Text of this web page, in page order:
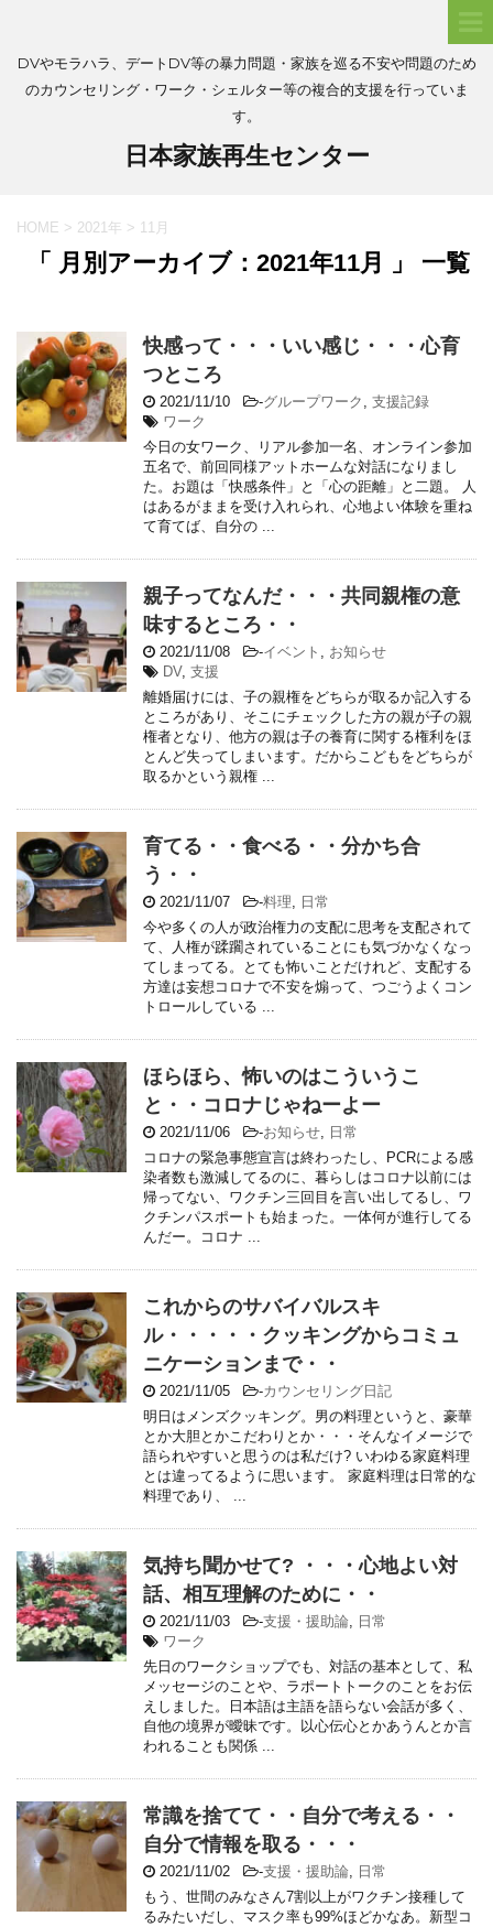
DVやモラハラ、デートDV等の暴力問題・家族を巡る不安や問題のため
のカウンセリング・ワーク・シェルター等の複合的支援を行っていま
す。
日本家族再生センター
HOME > 2021年 > 11月
「 月別アーカイブ：2021年11月 」 一覧
快感って・・・いい感じ・・・心育
つところ
2021/11/10 -グループワーク , 支援記録
ワーク
今日の女ワーク、リアル参加一名、オンライン参加
五名で、前回同様アットホームな対話になりまし
た。お題は「快感条件」と「心の距離」と二題。 人
はあるがままを受け入れられ、心地よい体験を重ね
て育てば、自分の ...
親子ってなんだ・・・共同親権の意
味するところ・・
2021/11/08 -イベント , お知らせ
DV, 支援
離婚届けには、子の親権をどちらが取るか記入する
ところがあり、そこにチェックした方の親が子の親
権者となり、他方の親は子の養育に関する権利をほ
とんど失ってしまいます。だからこどもをどちらが
取るかという親権 ...
育てる・・食べる・・分かち合
う・・
2021/11/07 -料理, 日常
今や多くの人が政治権力の支配に思考を支配されて
て、人権が蹂躙されていることにも気づかなくなっ
てしまってる。とても怖いことだけれど、支配する
方達は妄想コロナで不安を煽って、つごうよくコン
トロールしている ...
ほらほら、怖いのはこういうこ
と・・コロナじゃねーよー
2021/11/06 -お知らせ, 日常
コロナの緊急事態宣言は終わったし、PCRによる感
染者数も激減してるのに、暮らしはコロナ以前には
帰ってない、ワクチン三回目を言い出してるし、ワ
クチンパスポートも始まった。一体何が進行してる
んだー。コロナ ...
これからのサバイバルスキ
ル・・・・・クッキングからコミュ
ニケーションまで・・
2021/11/05 -カウンセリング日記
明日はメンズクッキング。男の料理というと、豪華
とか大胆とかこだわりとか・・・そんなイメージで
語られやすいと思うのは私だけ? いわゆる家庭料理
とは違ってるように思います。 家庭料理は日常的な
料理であり、 ...
気持ち聞かせて? ・・・心地よい対
話、相互理解のために・・
2021/11/03 -支援・援助論, 日常
ワーク
先日のワークショップでも、対話の基本として、私
メッセージのことや、ラポートトークのことをお伝
えしました。日本語は主語を語らない会話が多く、
自他の境界が曖昧です。以心伝心とかあうんとか言
われることも関係 ...
常識を捨てて・・自分で考える・・
自分で情報を取る・・・
2021/11/02 -支援・援助論, 日常
もう、世間のみなさん7割以上がワクチン接種して
るみたいだし、マスク率も99%ほどかなあ。新型コ